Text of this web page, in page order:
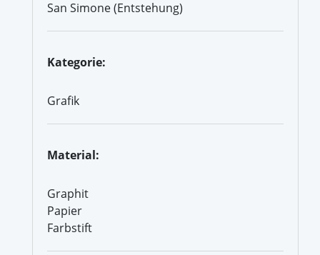
San Simone (Entstehung)
Kategorie:
Grafik
Material:
Graphit
Papier
Farbstift